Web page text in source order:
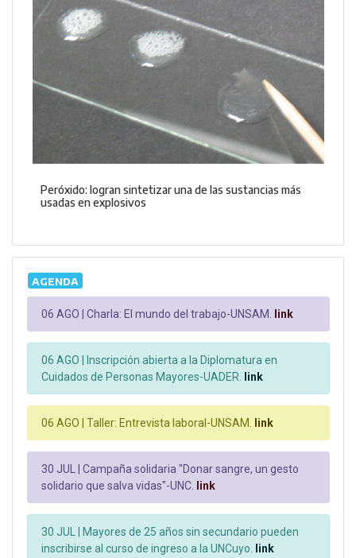
Peróxido: logran sintetizar una de las sustancias más
usadas en explosivos
AGENDA
06 AGO | Charla: El mundo del trabajo-UNSAM. link
06 AGO |
Inscripción abierta a la Diplomatura en
Cuidados de Personas Mayores-UADER.
link
06 AGO | Taller: Entrevista laboral-UNSAM. link
30 JUL |
Campaña solidaria "Donar sangre, un gesto
solidario que salva vidas"-UNC.
link
30 JUL |
Mayores de 25 años sin secundario pueden
inscribirse al curso de ingreso a la UNCuyo.
link